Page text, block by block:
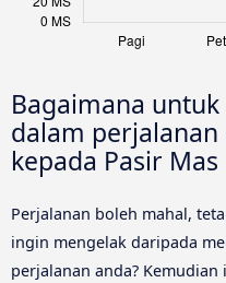
Bagaimana
dalam
kepada Pasir Mas
Perjalanan boleh mahal,
ingin mengelak daripada
perjalanan anda?